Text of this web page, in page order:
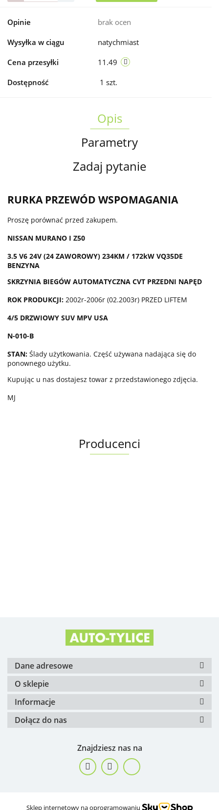
Opinie brak ocen
Wysyłka w ciągu natychmiast
Cena przesyłki 11.49
Dostępność 1 szt.
Opis
Parametry
Zadaj pytanie
RURKA PRZEWÓD WSPOMAGANIA
Proszę porównać przed zakupem.
NISSAN MURANO I Z50
3.5 V6 24V (24 ZAWOROWY) 234KM / 172kW VQ35DE
BENZYNA
SKRZYNIA BIEGÓW AUTOMATYCZNA CVT PRZEDNI NAPĘD
ROK PRODUKCJI: 2002r-2006r (02.2003r) PRZED LIFTEM
4/5 DRZWIOWY SUV MPV USA
N-010-B
STAN: Ślady użytkowania. Część używana nadająca się do
ponownego użytku.
Kupując u nas dostajesz towar z przedstawionego zdjęcia.
MJ
Producenci
Audi
Dane adresowe
O sklepie
Informacje
Dołącz do nas
Znajdziesz nas na
Sklep internetowy na oprogramowaniu